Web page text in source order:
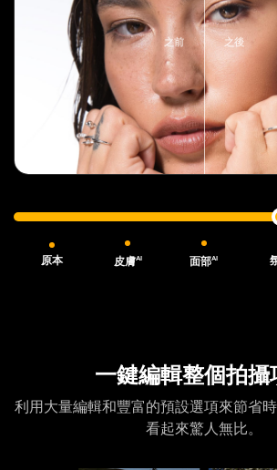
原本 皮膚AI 面部AI
之前 之後
一鍵編輯整個拍攝
利用大量編輯和豐富的預設選項來節省時
看起來驚人無比。